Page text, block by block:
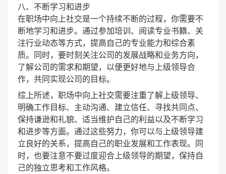
八、不断学习和进步
在职场中向上社交是一个持续不断的过程，你需要不
断地学习和进步。通过参加培训、阅读专业书籍、关
注行业动态等方式，提高自己的专业能力和综合素
质。同时，要时刻关注公司的发展战略和业务方向，
了解公司的需求和期望，以便更好地与上级领导合
作，共同实现公司的目标。
综上所述，职场中向上社交需要注重了解上级领导、
明确工作目标、主动沟通、建立信任、寻找共同点、
保持谦逊和礼貌、适当维护自己的利益以及不断学习
和进步等方面。通过这些努力，你可以与上级领导建
立良好的关系，提高自己的职业发展和工作表现。同
时，也要注意不要过度迎合上级领导的期望，保持自
己的独立思考和工作风格。